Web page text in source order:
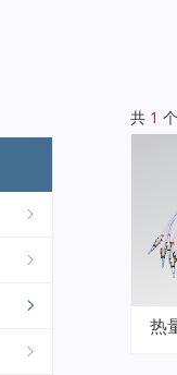
共 1
热
ꁇ
ꁇ
ꁇ
ꁇ